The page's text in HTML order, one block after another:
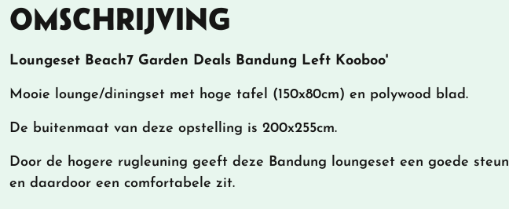
OMSCHRIJVING
Loungeset Beach7 Garden Deals Bandung Left Kooboo'
Mooie lounge/diningset met hoge tafel (150x80cm) en polywood blad.
De buitenmaat van deze opstelling is 200x255cm.
Door de hogere rugleuning geeft deze Bandung loungeset een goede steun
en daardoor een comfortabele zit.